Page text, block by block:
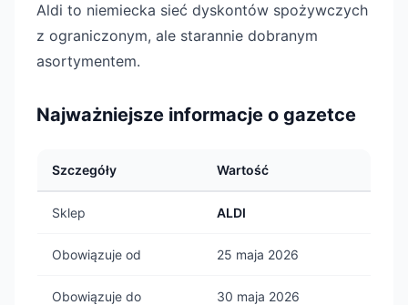
Aldi to niemiecka sieć dyskontów spożywczych
z ograniczonym, ale starannie dobranym
asortymentem.
Najważniejsze informacje o gazetce
Szczegóły Wartość
Sklep ALDI
Obowiązuje od 25 maja 2026
Obowiązuje do 30 maja 2026